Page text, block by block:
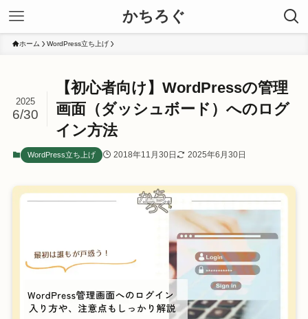
かちろぐ
ホーム WordPress立ち上げ
【初心者向け】WordPressの管理
画面（ダッシュボード）へのログ
イン方法
2025
6/30
WordPress立ち上げ 2018年11月30日 2025年6月30日